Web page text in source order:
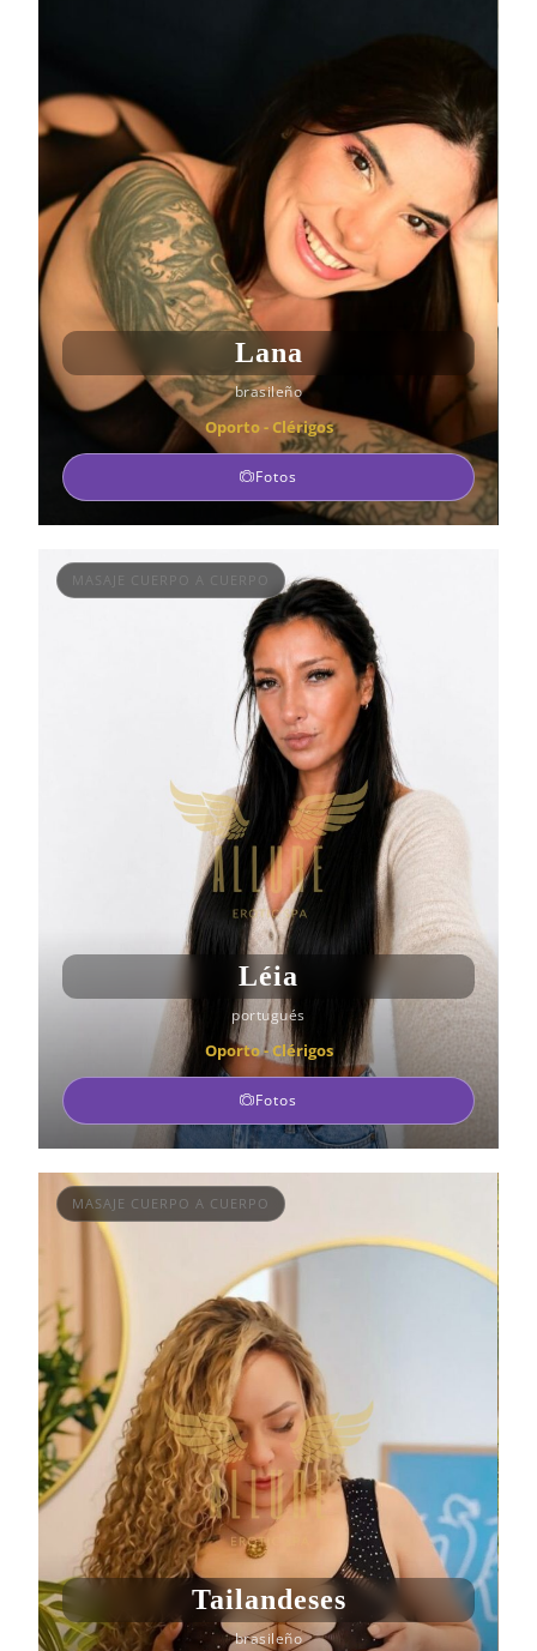
Lana
brasileño
Oporto - Clérigos
Fotos
Léia
portugués
Oporto - Clérigos
Fotos
MASAJE CUERPO A CUERPO
Tailandeses
brasileño